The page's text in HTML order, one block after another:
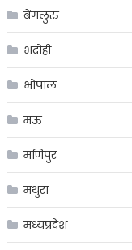
बेंगलुरु
भदोही
भोपाल
मऊ
मणिपुर
मथुरा
मध्यप्रदेश